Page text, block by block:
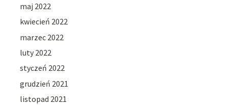
maj 2022
kwiecień 2022
marzec 2022
luty 2022
styczeń 2022
grudzień 2021
listopad 2021